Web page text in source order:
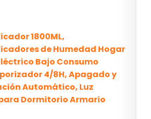
1800ML,
de Humedad Hogar
Bajo Consumo
4/8H, Apagado y
Automático, Luz
Dormitorio Armario